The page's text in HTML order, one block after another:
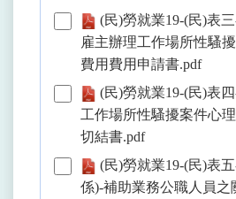
(民)勞就業19-(民)表
雇主辦理工作場所性騷
費用費用申請書.pdf
(民)勞就業19-(民)表
工作場所性騷擾案件心
切結書.pdf
(民)勞就業19-(民)表
係)-補助業務公職人員之